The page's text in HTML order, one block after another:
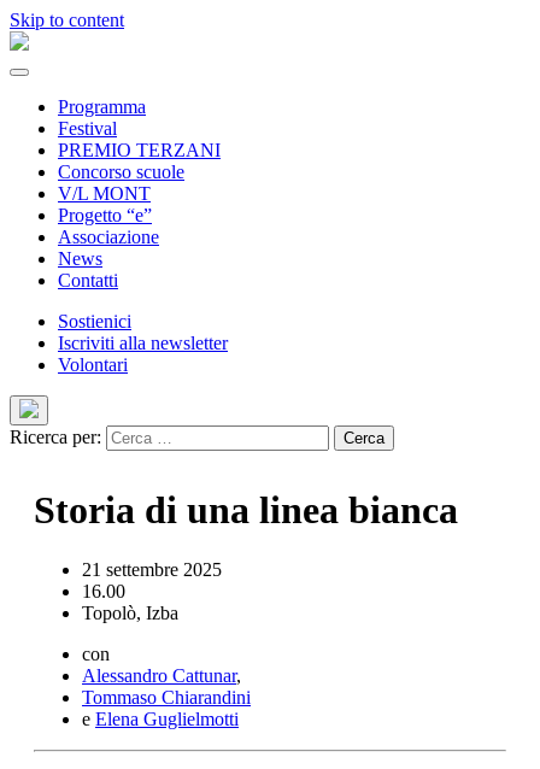
Skip to content
Programma
Festival
PREMIO TERZANI
Concorso scuole
V/L MONT
Progetto “e”
Associazione
News
Contatti
Sostienici
Iscriviti alla newsletter
Volontari
Ricerca per:
Storia di una linea bianca
21 settembre 2025
16.00
Topolò, Izba
con
Alessandro Cattunar,
Tommaso Chiarandini
e Elena Guglielmotti